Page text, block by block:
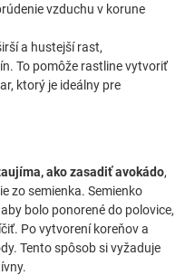
vzduchu v korune
a hustejší rast,
To pomôže rastline vytvoriť
ktorý je ideálny pre
ako zasadiť avokádo,
zo semienka. Semienko
bolo ponorené do polovice,
Po vytvorení koreňov a
Tento spôsob si vyžaduje